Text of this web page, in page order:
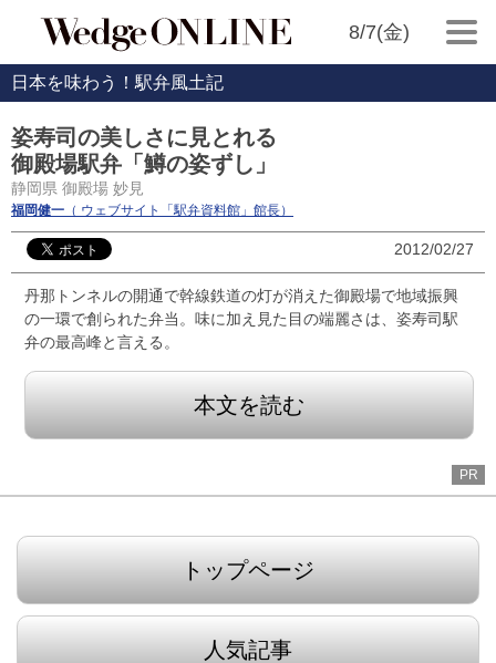
8/7(金)
日本を味わう！駅弁風土記
姿寿司の美しさに見とれる
御殿場駅弁「鱒の姿ずし」
静岡県 御殿場 妙見
福岡健一 （ ウェブサイト「駅弁資料館」館長）
2012/02/27
丹那トンネルの開通で幹線鉄道の灯が消えた御殿場で地域振興
の一環で創られた弁当。味に加え見た目の端麗さは、姿寿司駅
弁の最高峰と言える。
本文を読む
PR
トップページ
人気記事